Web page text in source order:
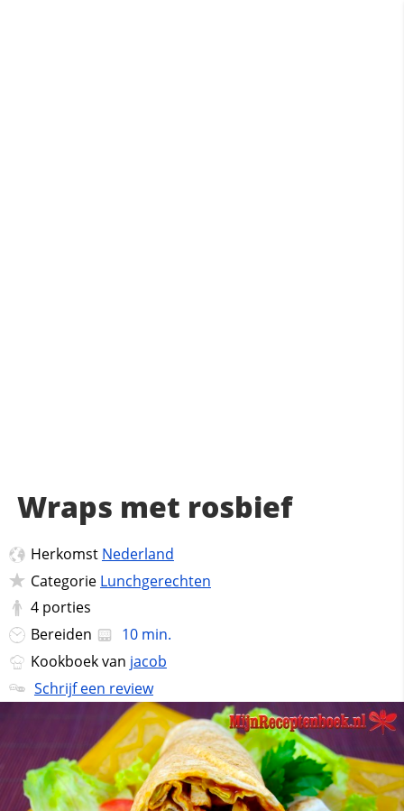
Wraps met rosbief
Herkomst Nederland
Categorie Lunchgerechten
4 porties
Bereiden
10 min.
Kookboek van jacob
Schrijf een review